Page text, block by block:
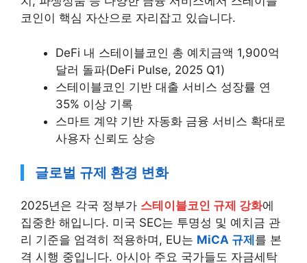
코인이 핵심 자산으로 자리잡고 있습니다.
DeFi 내 스테이블코인 총 예치금액 1,900억
달러 돌파(DeFi Pulse, 2025 Q1)
스테이블코인 기반 대출 서비스 성장률 연
35% 이상 기록
스마트 계약 기반 자동화 금융 서비스 확대로
사용자 신뢰도 상승
글로벌 규제 환경 변화
2025년은 각국 정부가 스테이블코인 규제 강화에
집중한 해입니다. 미국 SEC는 투명성 및 예치금 관
리 기준을 엄격히 적용하며, EU는 MiCA 규제 를 본
격 시행 중입니다. 아시아 주요 국가들도 자금세탁